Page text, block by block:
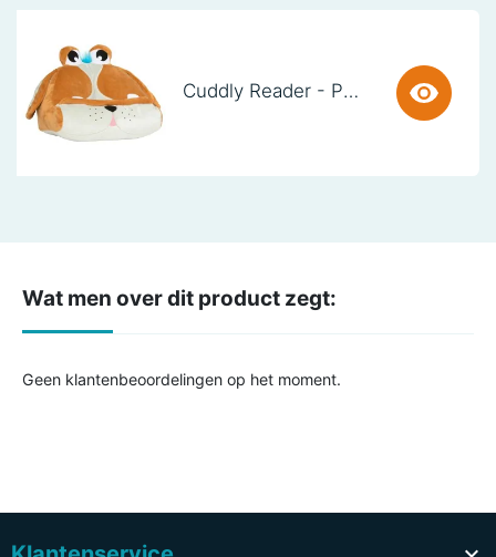
Cuddly Reader - Puppy Pete
Wat men over dit product zegt:
Geen klantenbeoordelingen op het moment.